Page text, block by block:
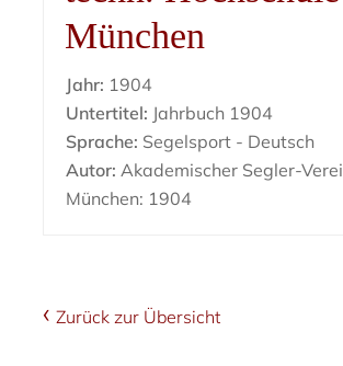
München
Jahr: 1904
Untertitel: Jahrbuch 1904
Sprache: Segelsport - Deutsch
Autor: Akademischer Segler-
München: 1904
Zurück zur Übersicht